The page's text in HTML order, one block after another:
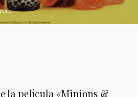
la película «Minions &